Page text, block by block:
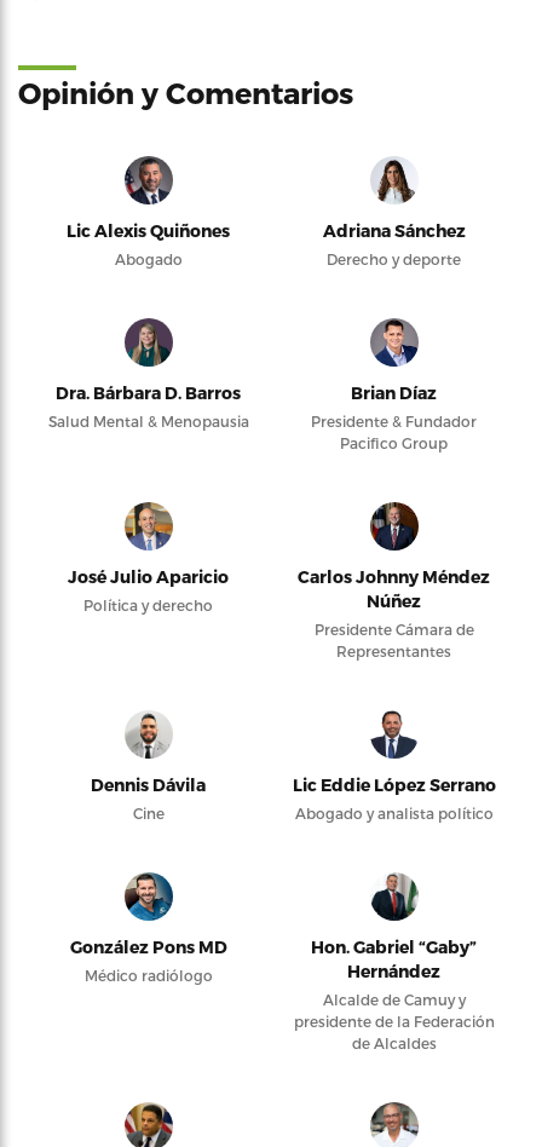
Opinión y Comentarios
Lic Alexis Quiñones
Abogado
Adriana Sánchez
Derecho y deporte
Dra. Bárbara D. Barros
Salud Mental & Menopausia
Brian Díaz
Presidente & Fundador
Pacifico Group
José Julio Aparicio
Política y derecho
Carlos Johnny Méndez
Núñez
Presidente Cámara de
Representantes
Dennis Dávila
Cine
Lic Eddie López Serrano
Abogado y analista político
González Pons MD
Médico radiólogo
Hon. Gabriel “Gaby”
Hernández
Alcalde de Camuy y
presidente de la Federación
de Alcaldes